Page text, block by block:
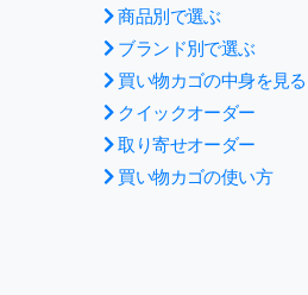
商品別で選ぶ
ブランド別で選ぶ
買い物カゴの中身を見る
クイックオーダー
取り寄せオーダー
買い物カゴの使い方